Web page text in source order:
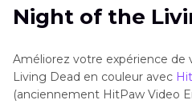
Night of the
Améliorez votre expérience
Living Dead en couleur avec
(anciennement HitPaw Video